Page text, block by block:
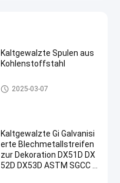
Kaltgewalzte Spulen aus
Kohlenstoffstahl
Kaltgewalzte Spulen
2025-03-07
Kaltgewalzte Gi Galvanisi
erte Blechmetallstreifen
zur Dekoration DX51D DX
52D DX53D ASTM SGCC S